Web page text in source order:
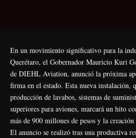
En un movimiento significativo para la
Querétaro, el Gobernador Mauricio Kuri
de DIEHL Aviation, anunció la próxima
firma en el estado. Esta nueva instalación,
producción de lavabos, sistemas de
superiores para aviones, marcará un hito
más de 900 millones de pesos y la
El anuncio se realizó tras una productiva